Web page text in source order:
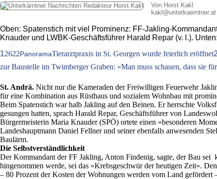
Von Horst Kakl
kakl @unterkaerntner.at
Oben: Spatenstich mit viel Prominenz: FF-Jakling-
Knauder und LWBK-Geschäftsführer Harald Repar (v. l.).
12622PanoramaTierarztpraxis in St. Georgen wurde feierlich eröffnet2
zur Baustelle im Twimberger Graben: »Man muss schauen, dass sie
St. Andrä. Nicht nur die Kameraden der Freiwilligen Feuerwehr
für eine Kombination aus Rüsthaus und sozialem Wohnbau mit
Beim Spatenstich war halb Jakling auf den Beinen. Er herrschte
gesungen hatten, sprach Harald Repar, Geschäftsführer von
Bürgermeisterin Maria Knauder (SPÖ) ortete einen »besonderen
Landeshauptmann Daniel Fellner und seiner ebenfalls anwesenden
Baulärm.
Die Selbstverständlichkeit
Der Kommandant der FF Jakling, Anton Findenig, sagte, der Bau sei
hingenommen werde, sei das »Krebsgeschwür der heutigen Zeit«.
– 80 Prozent der Kosten der Wohnungen werden vom Land gefördert